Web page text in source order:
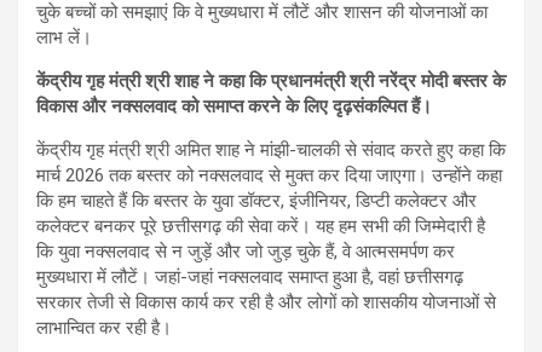
चुके बच्चों को समझाएं कि वे मुख्यधारा में लौटें और शासन की योजनाओं का
लाभ लें।
केंद्रीय गृह मंत्री श्री शाह ने कहा कि प्रधानमंत्री श्री नरेंद्र मोदी बस्तर के
विकास और नक्सलवाद को समाप्त करने के लिए दृढ़संकल्पित हैं।
केंद्रीय गृह मंत्री श्री अमित शाह ने मांझी-चालकी से संवाद करते हुए कहा कि
मार्च 2026 तक बस्तर को नक्सलवाद से मुक्त कर दिया जाएगा। उन्होंने कहा
कि हम चाहते हैं कि बस्तर के युवा डॉक्टर, इंजीनियर, डिप्टी कलेक्टर और
कलेक्टर बनकर पूरे छत्तीसगढ़ की सेवा करें। यह हम सभी की जिम्मेदारी है
कि युवा नक्सलवाद से न जुड़ें और जो जुड़ चुके हैं, वे आत्मसमर्पण कर
मुख्यधारा में लौटें। जहां-जहां नक्सलवाद समाप्त हुआ है, वहां छत्तीसगढ़
सरकार तेजी से विकास कार्य कर रही है और लोगों को शासकीय योजनाओं से
लाभान्वित कर रही है।